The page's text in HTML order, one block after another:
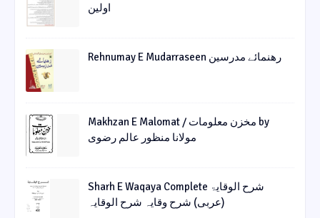
اولین
Rehnumay E Mudarraseen رهنمائے مدرسین
Makhzan E Malomat / مخزن معلومات by
مولانا منظور عالم رضوی
Sharh E Waqaya Complete شرح الوقایۃ
(عربی) شرح وقایہ شرح الوقایہ